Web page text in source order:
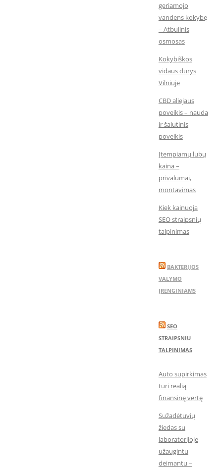
geriamojo
vandens kokybę
– Atbulinis
osmosas
Kokybiškos
vidaus durys
Vilniuje
CBD aliejaus
poveikis – nauda
ir šalutinis
poveikis
Įtempiamų lubų
kaina –
privalumai,
montavimas
Kiek kainuoja
SEO straipsnių
talpinimas
BAKTERIJOS
VALYMO
ĮRENGINIAMS
SEO
STRAIPSNIU
TALPINIMAS
Auto supirkimas
turi realią
finansinę vertę
Sužadėtuvių
žiedas su
laboratorijoje
užaugintu
deimantu –